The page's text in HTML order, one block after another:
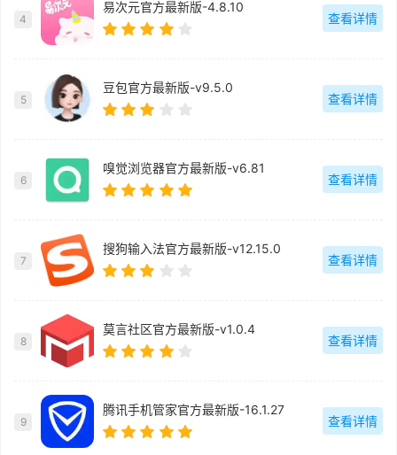
4
易次元官方最新版-4.8.10
查看详情
5
豆包官方最新版-v9.5.0
查看详情
6
嗅觉浏览器官方最新版-v6.81
查看详情
7
搜狗输入法官方最新版-v12.15.0
查看详情
8
莫言社区官方最新版-v1.0.4
查看详情
9
腾讯手机管家官方最新版-16.1.27
查看详情